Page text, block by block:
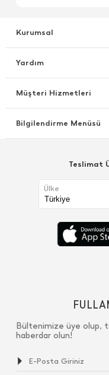
Kurumsal
Yardım
Müşteri Hizmetleri
Bilgilendirme Menüsü
Teslimat
Ülke
Bültenimize üye olup,
haberdar olun!